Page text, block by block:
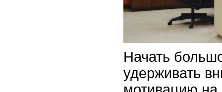
Начать
удерживать